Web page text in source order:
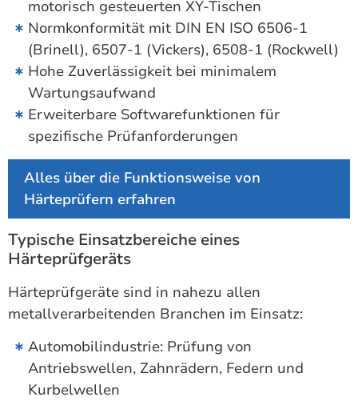
motorisch gesteuerten XY-Tischen
Normkonformität mit DIN EN ISO 6506-1
(Brinell), 6507-1 (Vickers), 6508-1 (Rockwell)
Hohe Zuverlässigkeit bei minimalem
Wartungsaufwand
Erweiterbare Softwarefunktionen für
spezifische Prüfanforderungen
Alles über die Funktionsweise von
Härteprüfern erfahren
Typische Einsatzbereiche eines
Härteprüfgeräts
Härteprüfgeräte sind in nahezu allen
metallverarbeitenden Branchen im Einsatz:
Automobilindustrie: Prüfung von
Antriebswellen, Zahnrädern, Federn und
Kurbelwellen